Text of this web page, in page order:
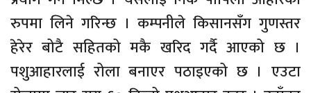
रुपमा लिने गरिन्छ । कम्पनीले किसानसँग गुणस्तर
हेरेर बोटै सहितको मकै खरिद गर्दै आएको छ ।
पशुआहारलाई रोला बनाएर पठाइएको छ । एउटा